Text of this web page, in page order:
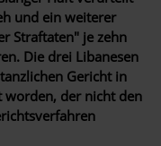
und ein weiterer
Straftaten" je zehn
Die drei Libanesen
Gericht in
worden, der nicht den